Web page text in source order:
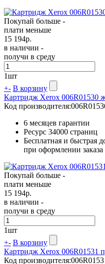
Покупай больше -
плати меньше
15 194р.
в наличии -
получи в среду
1шт
+- В корзину
Картридж Xerox 006R01530
Код производителя:
6 месяцев гарантии
Ресурс 34000 страниц
Бесплатная и быстрая
при оформлении заказа
Покупай больше -
плати меньше
15 194р.
в наличии -
получи в среду
1шт
+- В корзину
Картридж Xerox 006R01531
Код производителя: